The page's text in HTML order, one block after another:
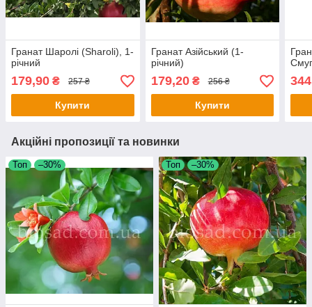
Гранат Шаролі (Sharoli), 1-
річний
179,90 ₴ 257 ₴
Купити
Гранат Азійський (1-
річний)
179,20₴ 256 ₴
Купити
Акційні пропозиції та новинки
Топ –30% Топ –30%